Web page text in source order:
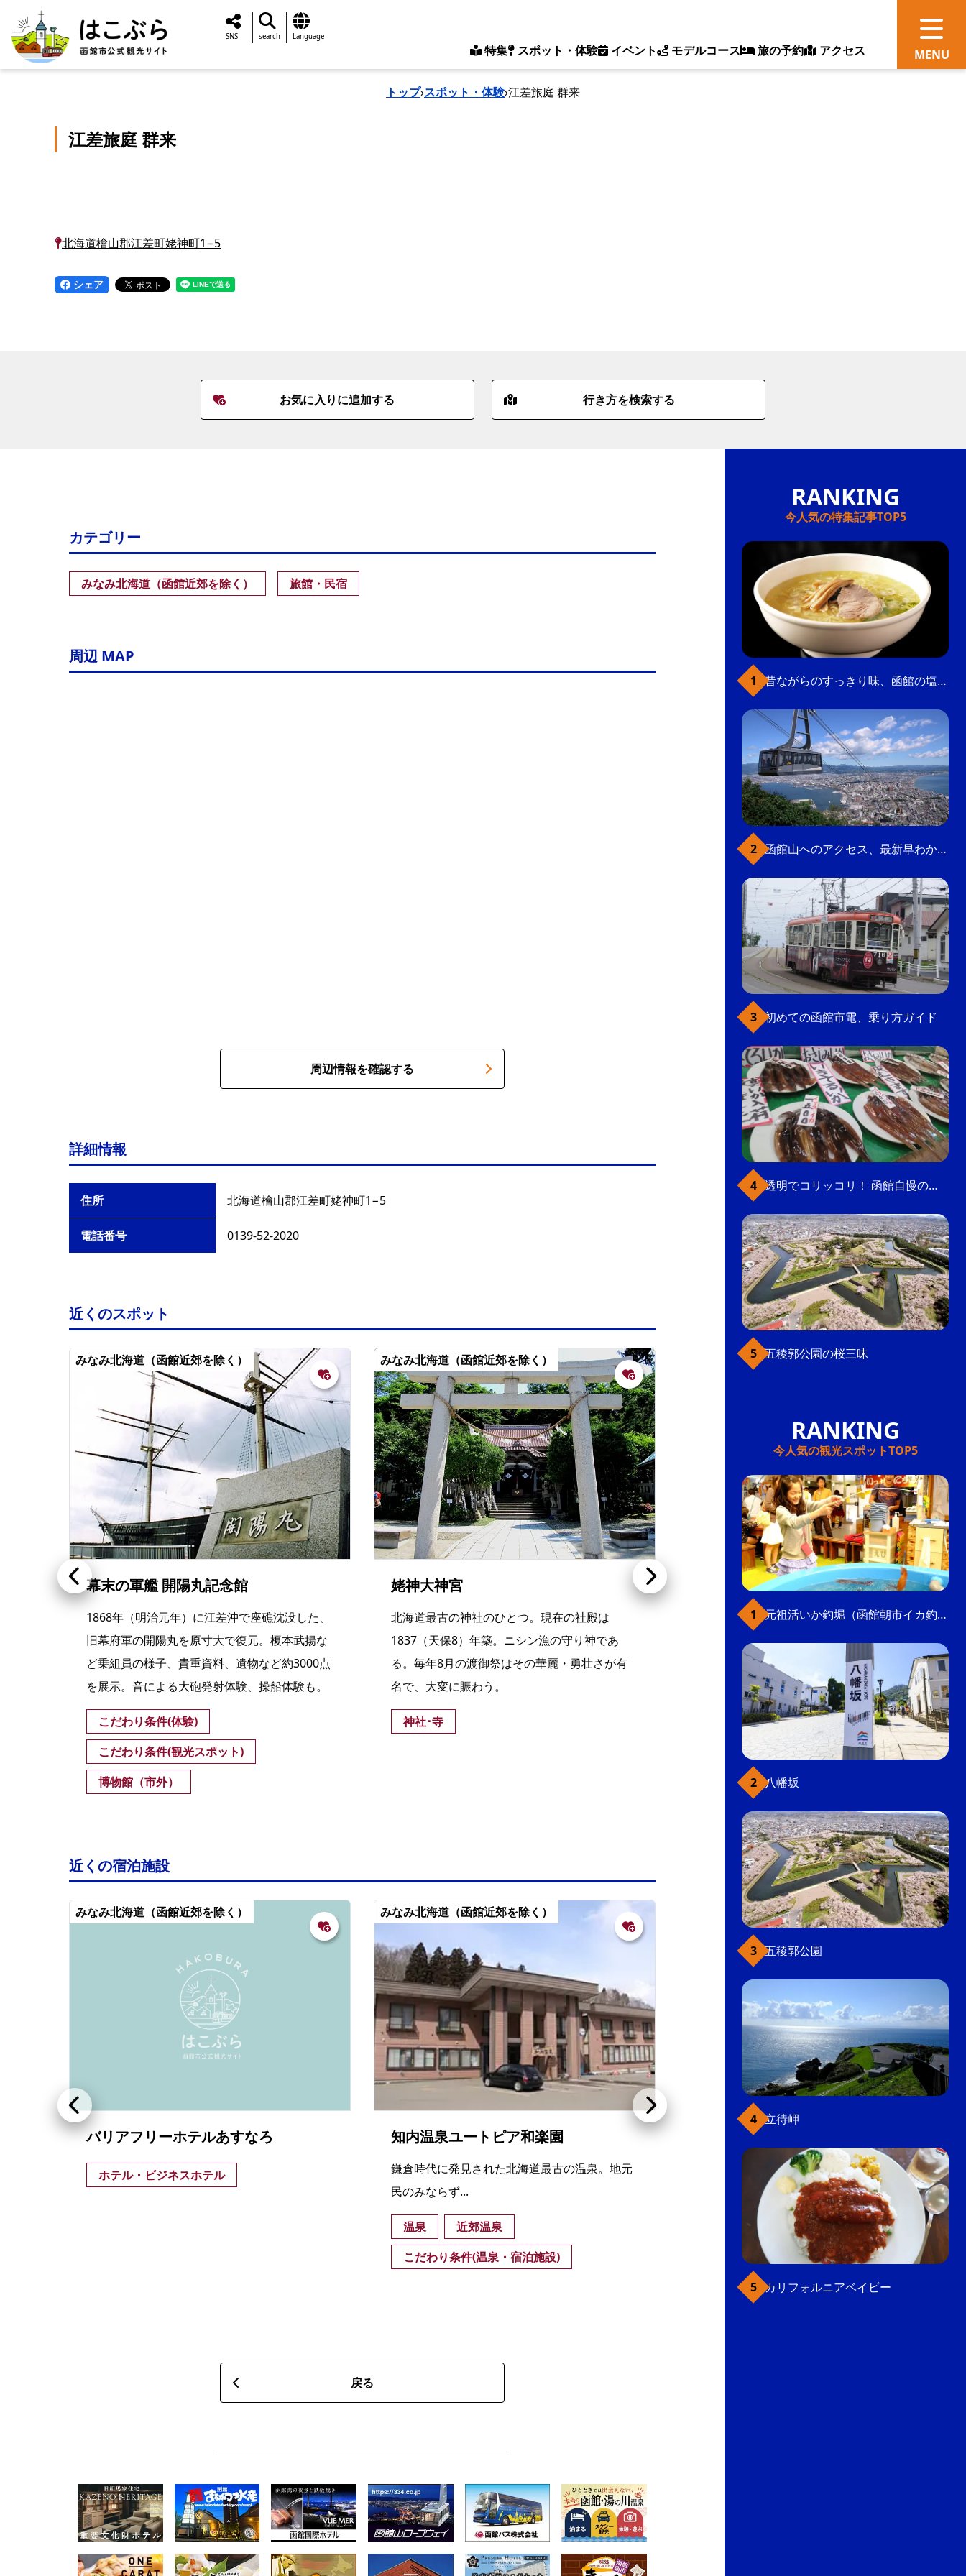
特集 スポット・体験 イベント モデルコース 旅の予約 アクセス
SNS search Language
トップ›スポット・体験›江差旅庭 群来
江差旅庭 群来
北海道檜山郡江差町姥神町1−5
シェア
お気に入りに追加する 行き方を検索する
カテゴリー
みなみ北海道（函館近郊を除く） 旅館・民宿
周辺 MAP
周辺情報を確認する
詳細情報
住所 北海道檜山郡江差町姥神町1−5
電話番号 0139-52-2020
近くのスポット
みなみ北海道（函館近郊を除く）
幕末の軍艦 開陽丸記念館
1868年（明治元年）に江差沖で座礁沈没した、
旧幕府軍の開陽丸を原寸大で復元。榎本武揚な
ど乗組員の様子、貴重資料、遺物など約3000点
を展示。音による大砲発射体験、操船体験も。
こだわり条件(体験)
こだわり条件(観光スポット)
博物館（市外）
みなみ北海道（函館近郊を除く）
姥神大神宮
北海道最古の神社のひとつ。現在の社殿は
1837（天保8）年築。ニシン漁の守り神であ
る。毎年8月の渡御祭はその華麗・勇壮さが有
名で、大変に賑わう。
神社･寺
みなみ北海道（函館近郊を除く）
かもめ島
ニシン漁や北前船交易の舞台となった江差港の
一角にある陸繋島。上空から見ると、かもめが
羽を広げたような形が特徴的。島からの夕日と
日本海の眺めは絶景で、函館から足を運ぶ価値
景色（市外）
こだわり条件(体験)
こだわり条件(観光スポット)
近くの宿泊施設
みなみ北海道（函館近郊を除く）
バリアフリーホテルあすなろ
ホテル・ビジネスホテル
みなみ北海道（函館近郊を除く）
知内温泉ユートピア和楽園
鎌倉時代に発見された北海道最古の温泉。地元
民のみならず...
温泉
近郊温泉
こだわり条件(温泉・宿泊施設)
みなみ北海道（函館近郊を除く）
知内町健康保養センターこもれび温泉
JR函館駅から車で約1時間半、知内町にある豊か
近郊温泉
こだわり条件(温泉・宿泊施設)
戻る
今人気の特集記事TOP5
昔ながらのすっきり味、函館の塩ラーメン
函館山へのアクセス、最新早わかりガイド
初めての函館市電、乗り方ガイド
透明でコリッコリ！ 函館自慢のいかをどうぞ
五稜郭公園の桜三昧
今人気の観光スポットTOP5
元祖活いか釣堀（函館朝市イカ釣り体験）
八幡坂
五稜郭公園
立待岬
カリフォルニアベイビー